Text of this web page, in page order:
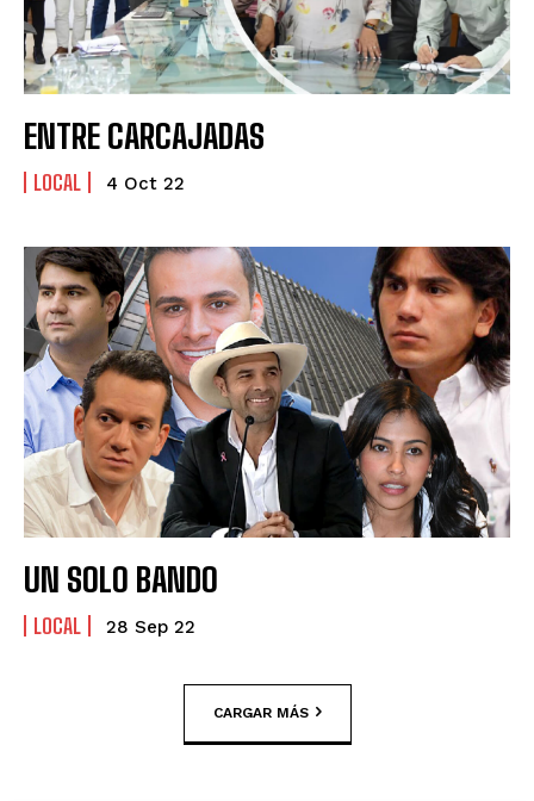
ENTRE CARCAJADAS
LOCAL 4 Oct 22
UN SOLO BANDO
LOCAL 28 Sep 22
CARGAR MÁS